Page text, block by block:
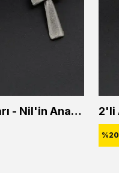
2'li Ankh Anahtarı - Nil'in Anahtarı - Kuru Kafa Erkek Kadın Kolye Seti
%20